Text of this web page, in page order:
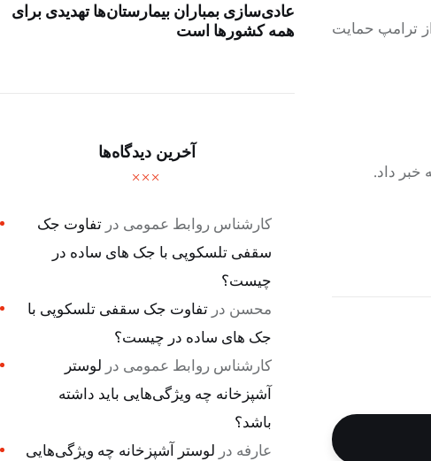
از ترامپ حمایت
عادی‌سازی بمباران بیمارستان‌ها تهدیدی برای
همه کشورها است
آخرین دیدگاه‌ها
کارشناس روابط عمومی در تفاوت جک
سقفی تلسکوپی با جک های ساده در
چیست؟
محسن در تفاوت جک سقفی تلسکوپی با
جک های ساده در چیست؟
کارشناس روابط عمومی در لوستر
آشپزخانه چه ویژگی‌هایی باید داشته
باشد؟
عارفه در لوستر آشپزخانه چه ویژگی‌هایی